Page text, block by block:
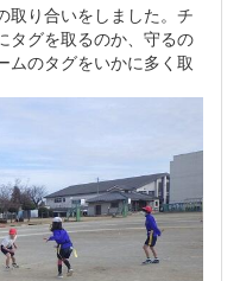
取り合いをしました。チ
タグを取るのか、守るの
ムのタグをいかに多く取